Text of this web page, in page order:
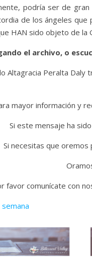
podría ser de
de los ángeles
HAN sido objeto de la
el archivo, o
Altagracia Peralta
mayor información y
Si este mensaje ha
Si necesitas que
favor comunícate con